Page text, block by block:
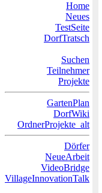
Home
Neues
TestSeite
DorfTratsch
Suchen
Teilnehmer
Projekte
GartenPlan
DorfWiki
OrdnerProjekte_alt
Dörfer
NeueArbeit
VideoBridge
VillageInnovationTalk